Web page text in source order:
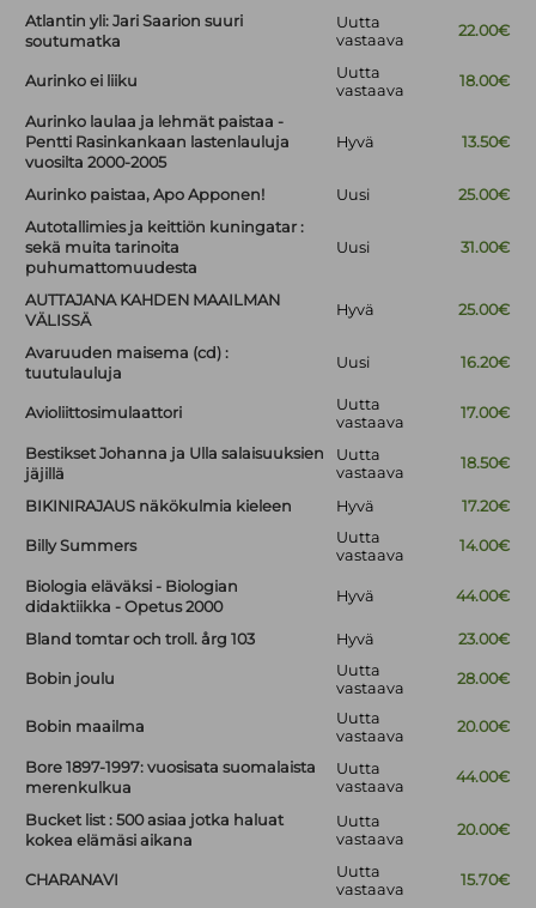
Atlantin yli: Jari Saarion suuri
soutumatka
Uutta
vastaava
22.00€
Aurinko ei liiku
Uutta
vastaava
18.00€
Aurinko laulaa ja lehmät paistaa -
Pentti Rasinkankaan lastenlauluja
vuosilta 2000-2005
Hyvä 13.50€
Aurinko paistaa, Apo Apponen! Uusi
25.00€
Autotallimies ja keittiön kuningatar :
sekä muita tarinoita
puhumattomuudesta
Uusi 31.00€
AUTTAJANA KAHDEN MAAILMAN
VÄLISSÄ
Hyvä 25.00€
Avaruuden maisema (cd) :
tuutulauluja
Uusi 16.20€
Avioliittosimulaattori
Uutta
vastaava
17.00€
Bestikset Johanna ja Ulla salaisuuksien
jäjillä
Uutta
vastaava
18.50€
BIKINIRAJAUS näkökulmia kieleen Hyvä 17.20€
Billy Summers
Uutta
vastaava
14.00€
Biologia eläväksi - Biologian
didaktiikka - Opetus 2000
Hyvä 44.00€
Bland tomtar och troll. årg 103 Hyvä 23.00€
Bobin joulu
Uutta
vastaava
28.00€
Bobin maailma
Uutta
vastaava
20.00€
Bore 1897-1997: vuosisata suomalaista
merenkulkua
Uutta
vastaava
44.00€
Bucket list : 500 asiaa jotka haluat
kokea elämäsi aikana
Uutta
vastaava
20.00€
CHARANAVI
Uutta
vastaava
15.70€